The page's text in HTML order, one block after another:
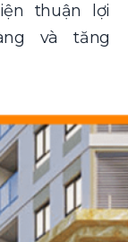
thuận lợi
và tăng